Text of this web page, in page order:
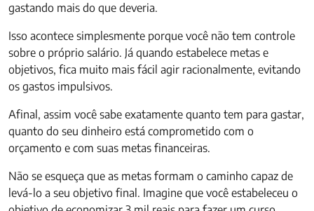
gastando mais do que deveria.
Isso acontece simplesmente porque você não tem controle
sobre o próprio salário. Já quando estabelece metas e
objetivos, fica muito mais fácil agir racionalmente, evitando
os gastos impulsivos.
Afinal, assim você sabe exatamente quanto tem para gastar,
quanto do seu dinheiro está comprometido com o
orçamento e com suas metas financeiras.
Não se esqueça que as metas formam o caminho capaz de
levá-lo a seu objetivo final. Imagine que você estabeleceu o